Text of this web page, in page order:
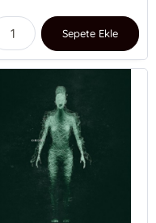
Sepete Ekle